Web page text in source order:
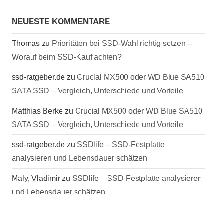
NEUESTE KOMMENTARE
Thomas zu Prioritäten bei SSD-Wahl richtig setzen –
Worauf beim SSD-Kauf achten?
ssd-ratgeber.de zu Crucial MX500 oder WD Blue SA510
SATA SSD – Vergleich, Unterschiede und Vorteile
Matthias Berke zu Crucial MX500 oder WD Blue SA510
SATA SSD – Vergleich, Unterschiede und Vorteile
ssd-ratgeber.de zu SSDlife – SSD-Festplatte
analysieren und Lebensdauer schätzen
Maly, Vladimir zu SSDlife – SSD-Festplatte analysieren
und Lebensdauer schätzen